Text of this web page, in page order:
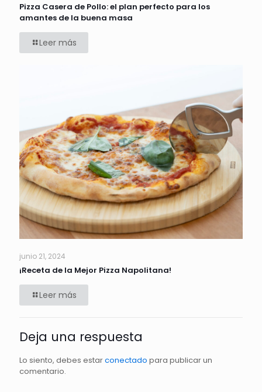
Pizza Casera de Pollo: el plan perfecto para los
amantes de la buena masa
Leer más
junio 21, 2024
¡Receta de la Mejor Pizza Napolitana!
Leer más
Deja una respuesta
Lo siento, debes estarconectado para publicar un
comentario.